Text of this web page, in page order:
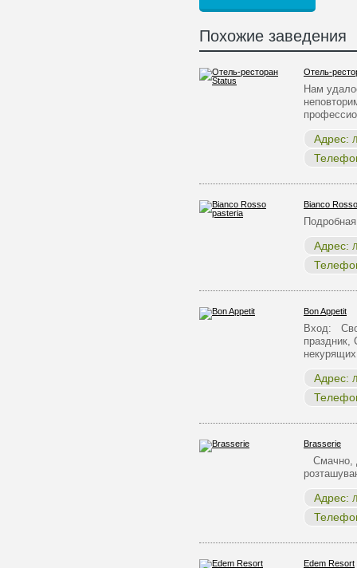
Похожие заведения
Отель-
Нам
Адрес:
Bianco
Адрес:
Bon Appetit
Вход:
праздник,
Адрес:
Brasserie
Смачно,
Адрес:
Edem Resort